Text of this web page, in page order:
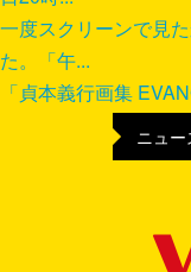
一度スクリーンで見
た。「午...
「貞本義行画集
ニュ